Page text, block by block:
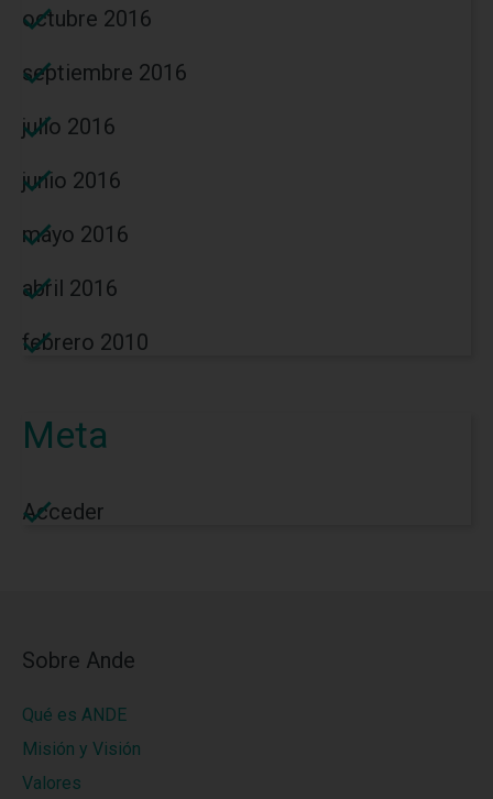
octubre 2016
septiembre 2016
julio 2016
junio 2016
mayo 2016
abril 2016
febrero 2010
Meta
Acceder
Sobre Ande
Qué es ANDE
Misión y Visión
Valores